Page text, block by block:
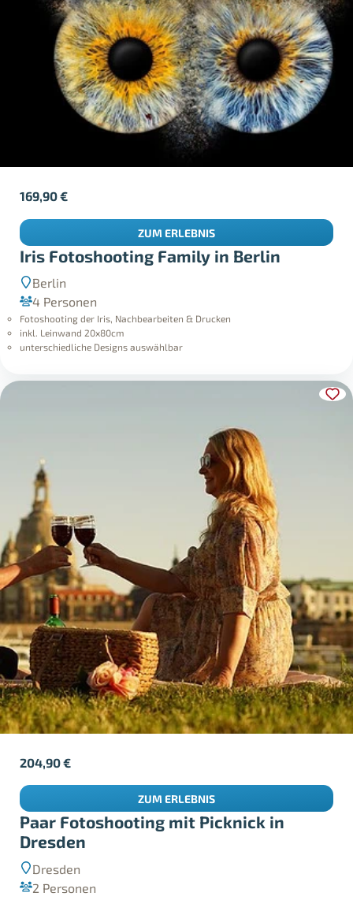
Iris Fotoshooting Family in Berlin
Berlin
4 Personen
Fotoshooting der Iris, Nachbearbeiten & Drucken
inkl. Leinwand 20x80cm
unterschiedliche Designs auswählbar
169,90€
ZUM ERLEBNIS
Paar Fotoshooting mit Picknick in
Dresden
Dresden
2 Personen
204,90€
ZUM ERLEBNIS